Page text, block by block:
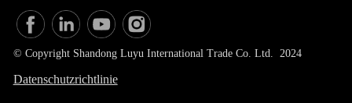
© Copyright Shandong Luyu International Trade Co. Ltd. 2024
Datenschutzrichtlinie